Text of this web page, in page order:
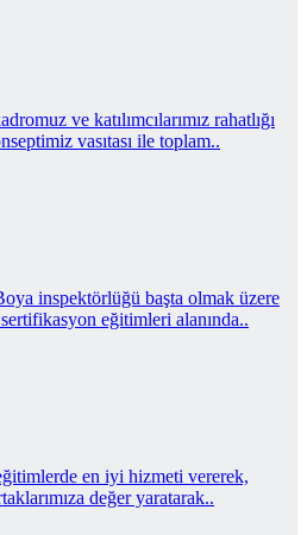
ve katılımcılarımız rahatlığı
vasıtası ile toplam..
inspektörlüğü başta olmak üzere
eğitimleri alanında..
en iyi hizmeti vererek,
değer yaratarak..